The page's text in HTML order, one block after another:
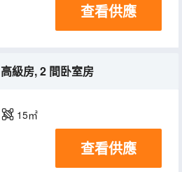
查看供應
高級房, 2 間卧室房
15㎡
查看供應